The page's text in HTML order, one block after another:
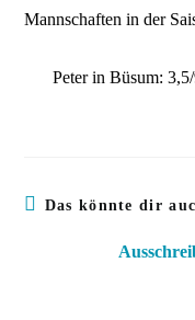
ansehen
Mannschaften in der
Peter in Büsum:
Das könnte dir